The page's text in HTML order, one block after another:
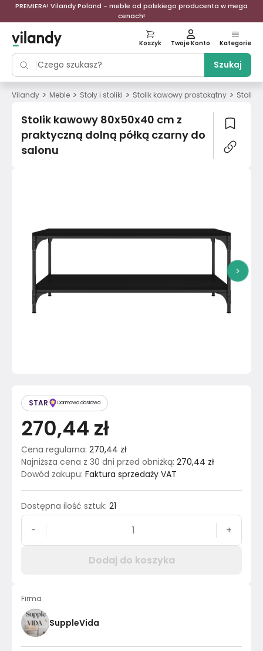
PREMIERA! Vilandy Poland - meble od polskiego producenta w mega
cenach!
Szukaj
Koszyk Twoje Konto Kategorie
Vilandy > Meble > Stoły i stoliki > Stolik kawowy prostokątny > Stolik
Stolik kawowy 80x50x40 cm z
praktyczną dolną półką czarny do
salonu
>
STAR Darmowa dostawa
270,44 zł
Cena regularna: 270,44 zł
Najniższa cena z 30 dni przed obniżką: 270,44 zł
Dowód zakupu: Faktura sprzedaży VAT
Dostępna ilość sztuk: 21
- +
Dodaj do koszyka
Firma
SuppleVida